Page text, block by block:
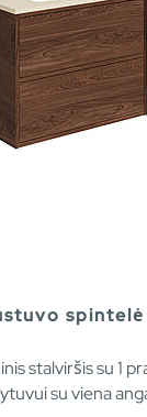
stalviršis su 1
su viena